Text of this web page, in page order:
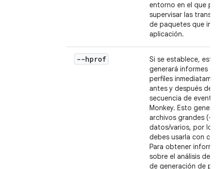
entorno en el que
supervisar las
de paquetes que
aplicación.
--hprof
Si se establece,
generará informes de
perfiles
antes y después de
secuencia de
Monkey. Esto
archivos grandes
datos/varios, por lo
debes usarla con
Para obtener
sobre el análisis de
de generación de